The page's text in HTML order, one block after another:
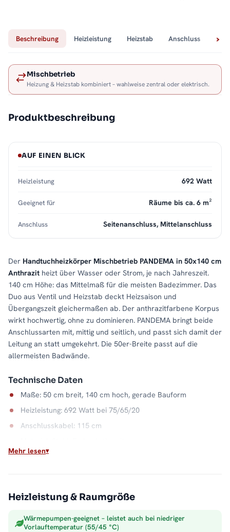
Beschreibung Heizleistung Heizstab Anschluss
Mischbetrieb
Heizung & Heizstab kombiniert – wahlweise zentral oder elektrisch.
Produktbeschreibung
Der Handtuchheizkörper Mischbetrieb PANDEMA in 50x140 cm
Anthrazit heizt über Wasser oder Strom, je nach Jahreszeit.
140 cm Höhe: das Mittelmaß für die meisten Badezimmer. Das
Duo aus Ventil und Heizstab deckt Heizsaison und
Übergangszeit gleichermaßen ab. Der anthrazitfarbene Korpus
wirkt hochwertig, ohne zu dominieren. PANDEMA bringt beide
Anschlussarten mit, mittig und seitlich, und passt sich damit der
Leitung an statt umgekehrt. Die 50er-Breite passt auf die
allermeisten Badwände.
Technische Daten
Maße: 50 cm breit, 140 cm hoch, gerade Bauform
Heizleistung: 692 Watt bei 75/65/20
Anschlusskabel: 115 cm
Anschluss: Mittel- und Seitenanschluss
Solange die Zentralheizung läuft, liefert sie die günstige
AUF EINEN BLICK
Heizleistung 692 Watt
Geeignet für Räume bis ca. 6 m²
Anschluss Seitenanschluss, Mittelanschluss
Mehr lesen
Heizleistung & Raumgröße
Wärmepumpen-geeignet – leistet auch bei niedriger
Vorlauftemperatur (55/45 °C)